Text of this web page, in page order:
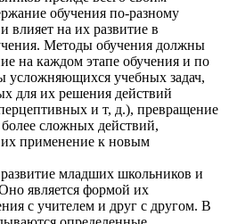
обучения по-разному
влияет на их развитие в
Методы обучения должны
на каждом этапе обучения и по
усложняющихся учебных задач,
для их решения действий
и т, д.), превращение
сложных действий,
применение к новым
младших школьников и
является формой их
с учителем и друг с другом. В